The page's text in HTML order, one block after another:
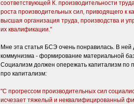
соответствующей К. производительности
роста производительных сил, приводящего к
высшая организация труда, производства и
их квалификации."
Мне эта статья БСЭ очень понравилась. В
коммунизма - формирование материальной
Социализм должен опережать капитализм по
про капитализм:
"С прогрессом производительных сил
исчезает тяжелый и неквалифицированный